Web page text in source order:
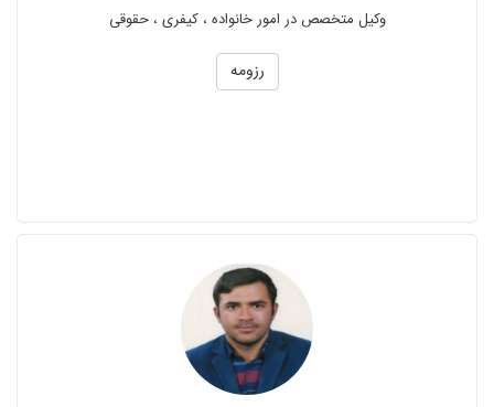
وکیل متخصص در امور خانواده ، کیفری ، حقوقی
رزومه